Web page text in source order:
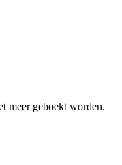
meer geboekt worden.